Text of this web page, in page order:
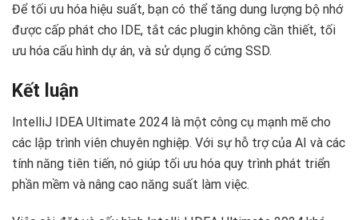
Để tối ưu hóa hiệu suất, bạn có thể tăng dung lượng bộ nhớ
được cấp phát cho IDE, tắt các plugin không cần thiết, tối
ưu hóa cấu hình dự án, và sử dụng ổ cứng SSD.
Kết luận
IntelliJ IDEA Ultimate 2024 là một công cụ mạnh mẽ cho
các lập trình viên chuyên nghiệp. Với sự hỗ trợ của AI và các
tính năng tiên tiến, nó giúp tối ưu hóa quy trình phát triển
phần mềm và nâng cao năng suất làm việc.